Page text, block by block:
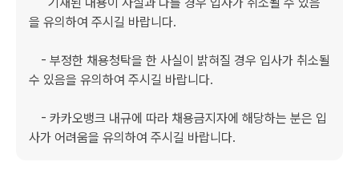
을 유의하여 주시길 바랍니다.
- 부정한 채용청탁을 한 사실이 밝혀질 경우 입사가 취소될
수 있음을 유의하여 주시길 바랍니다.
- 카카오뱅크 내규에 따라 채용금지자에 해당하는 분은 입
사가 어려움을 유의하여 주시길 바랍니다.